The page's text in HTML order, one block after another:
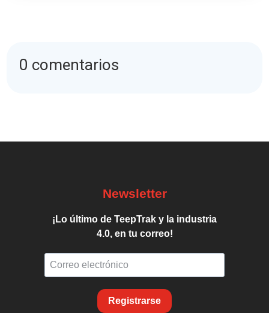
0 comentarios
Newsletter
¡Lo último de TeepTrak y la industria
4.0, en tu correo!
Registrarse